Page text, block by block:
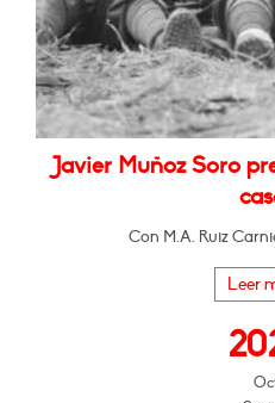
Javier Muñoz Soro
Con M.A. Ruiz
Leer